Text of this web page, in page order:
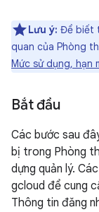
Lưu ý: Để biết
quan của Phòng
Mức sử dụng, hạn
Bắt đầu
Các bước sau
bị trong Phòng
dựng quản lý.
gcloud để cung
Thông tin đăng